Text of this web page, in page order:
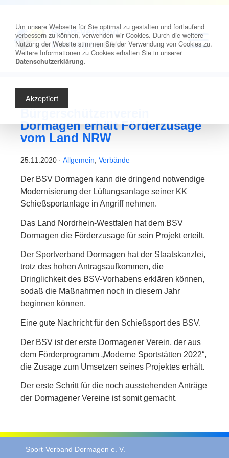
Sport-Verband
Dormagene.V.
Bürgerschützenverein
Dormagen erhält Förderzusage
vom Land NRW
25.11.2020 · Allgemein Verbände
Der BSV Dormagen kann die dringend notwendige
Modernisierung der Lüftungsanlage seiner KK
Schießsportanlage in Angriff nehmen.
Das Land Nordrhein-Westfalen hat dem BSV
Dormagen die Förderzusage für sein Projekt erteilt.
Der Sportverband Dormagen hat der Staatskanzlei,
trotz des hohen Antragsaufkommen, die
Dringlichkeit des BSV-Vorhabens erklären können,
sodaß die Maßnahmen noch in diesem Jahr
beginnen können.
Eine gute Nachricht für den Schießsport des BSV.
Der BSV ist der erste Dormagener Verein, der aus
dem Förderprogramm „Moderne Sportstätten 2022“,
die Zusage zum Umsetzen seines Projektes erhält.
Der erste Schritt für die noch ausstehenden Anträge
der Dormagener Vereine ist somit gemacht.
Sport-Verband Dormagen e. V.
Um unsere Webseite für Sie optimal zu gestalten und fortlaufend
verbessern zu können, verwenden wir Cookies. Durch die weitere
Nutzung der Website stimmen Sie der Verwendung von Cookies zu.
Weitere Informationen zu Cookies erhalten Sie in unserer
Datenschutzerklärung.
Akzeptiert